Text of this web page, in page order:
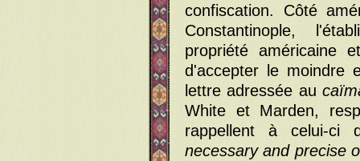
confiscation. Côté
Constantinople,
propriété américaine
d'accepter le moindre
lettre adressée au
White et Marden,
rappellent à celui-ci
necessary and precise